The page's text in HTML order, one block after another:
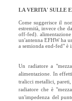
LA VERITA' SULLE
Come suggerisce il
estremità, invece che
off-fed). alimentazione
un'antenna EFHW ha
a semionda end-fed" è
Un radiatore a
alimentazione. In
tralicci metallici, pareti,
radiatore che è
un'impedenza del